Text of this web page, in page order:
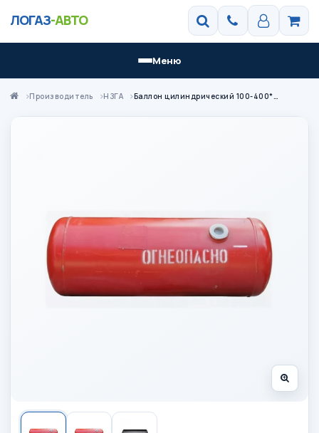
ЛОГАЗ-АВТО
Меню
Производитель НЗГА Баллон цилиндрический 100-400*934 НЗГА